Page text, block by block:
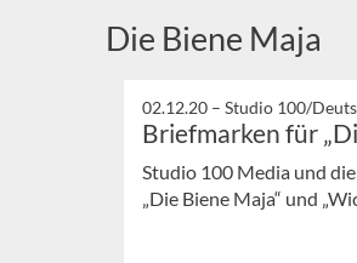
Die Biene Maja
02.12.20 – Studio 100/
Briefmarken für
Studio 100 Media und
„Die Biene Maja“ und